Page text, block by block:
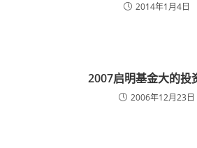
2014年1月4日
2007启明基金大的投
2006年12月23日